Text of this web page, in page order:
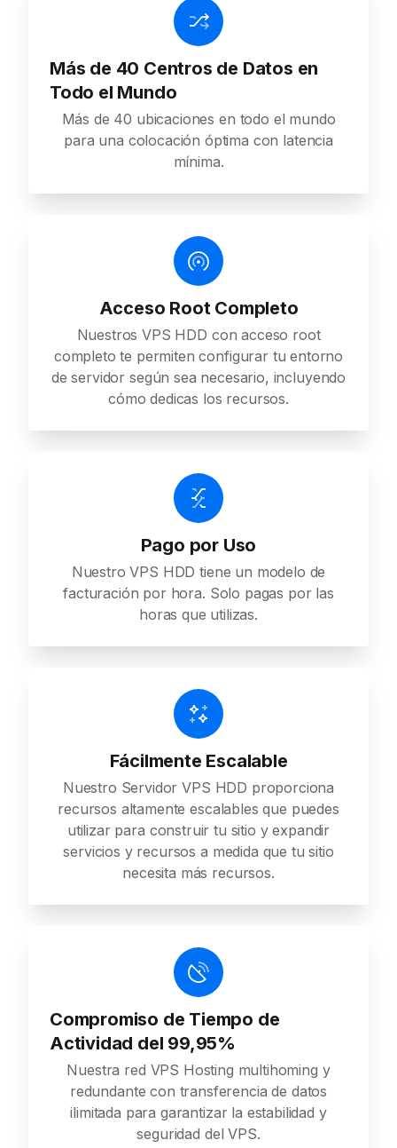
Más de 40 Centros de Datos en
Todo el Mundo
Más de 40 ubicaciones en todo el mundo
para una colocación óptima con latencia
mínima.
Acceso Root Completo
Nuestros VPS HDD con acceso root
completo te permiten configurar tu entorno
de servidor según sea necesario, incluyendo
cómo dedicas los recursos.
Pago por Uso
Nuestro VPS HDD tiene un modelo de
facturación por hora. Solo pagas por las
horas que utilizas.
Fácilmente Escalable
Nuestro Servidor VPS HDD proporciona
recursos altamente escalables que puedes
utilizar para construir tu sitio y expandir
servicios y recursos a medida que tu sitio
necesita más recursos.
Compromiso de Tiempo de
Actividad del 99,95%
Nuestra red VPS Hosting multihoming y
redundante con transferencia de datos
ilimitada para garantizar la estabilidad y
seguridad del VPS.